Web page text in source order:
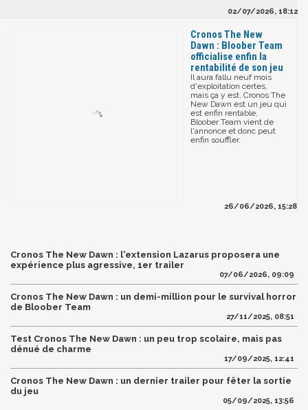
02/07/2026, 18:12
Cronos The New
Dawn : Bloober Team
officialise enfin la
rentabilité de son jeu
Il aura fallu neuf mois
d'exploitation certes,
mais ça y est, Cronos The
New Dawn est un jeu qui
est enfin rentable,
Bloober Team vient de
l'annonce et donc peut
enfin souffler.
26/06/2026, 15:28
Cronos The New Dawn : l'extension Lazarus proposera une
expérience plus agressive, 1er trailer
07/06/2026, 09:09
Cronos The New Dawn : un demi-million pour le survival horror
de Bloober Team
27/11/2025, 08:51
Test Cronos The New Dawn : un peu trop scolaire, mais pas
dénué de charme
17/09/2025, 12:41
Cronos The New Dawn : un dernier trailer pour fêter la sortie
du jeu
05/09/2025, 13:56